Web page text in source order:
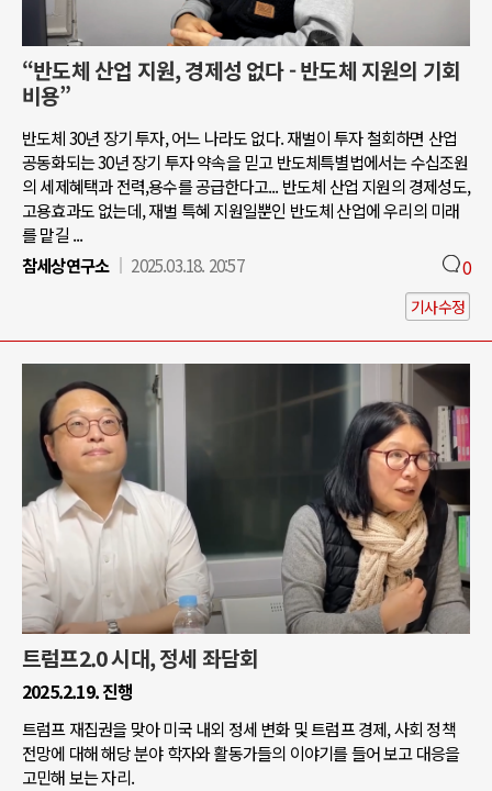
“반도체 산업 지원, 경제성 없다 - 반도체 지원의 기회
비용”
반도체 30년 장기 투자, 어느 나라도 없다. 재벌이 투자 철회하면 산업
공동화되는 30년 장기 투자 약속을 믿고 반도체특별법에서는 수십조원
의 세제혜택과 전력,용수를 공급한다고... 반도체 산업 지원의 경제성도,
고용효과도 없는데, 재벌 특혜 지원일뿐인 반도체 산업에 우리의 미래
를 맡길 ...
참세상연구소
2025.03.18. 20:57 0
기사수정
트럼프2.0 시대, 정세 좌담회
2025.2.19. 진행
트럼프 재집권을 맞아 미국 내외 정세 변화 및 트럼프 경제, 사회 정책
전망에 대해 해당 분야 학자와 활동가들의 이야기를 들어 보고 대응을
고민해 보는 자리.